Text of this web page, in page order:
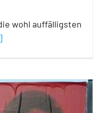
wohl auffälligsten